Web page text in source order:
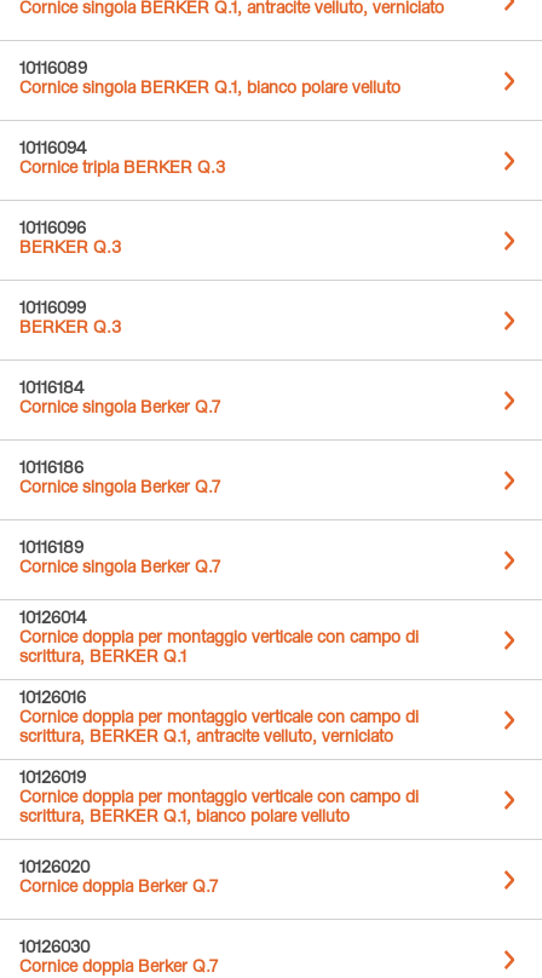
Cornice singola BERKER Q.1, antracite velluto, verniciato
10116089
Cornice singola BERKER Q.1, bianco polare velluto
10116094
Cornice tripla BERKER Q.3
10116096
BERKER Q.3
10116099
BERKER Q.3
10116184
Cornice singola Berker Q.7
10116186
Cornice singola Berker Q.7
10116189
Cornice singola Berker Q.7
10126014
Cornice doppia per montaggio verticale con campo di
scrittura, BERKER Q.1
10126016
Cornice doppia per montaggio verticale con campo di
scrittura, BERKER Q.1, antracite velluto, verniciato
10126019
Cornice doppia per montaggio verticale con campo di
scrittura, BERKER Q.1, bianco polare velluto
10126020
Cornice doppia Berker Q.7
10126030
Cornice doppia Berker Q.7